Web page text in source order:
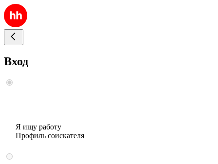
Вход
Я ищу работу
Профиль соискателя